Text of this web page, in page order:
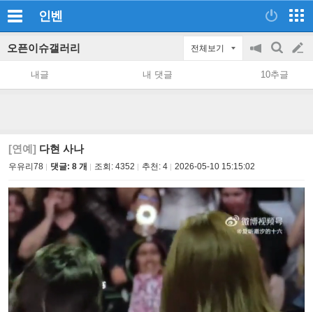
인벤
오픈이슈갤러리 전체보기
공
지
on/off
검
색
글
쓰
내글 내 댓글 10추글
[연예] 다현 사나
우유리78 댓글: 8 개 조회: 4352 추천: 4 2026-05-10 15:15:02